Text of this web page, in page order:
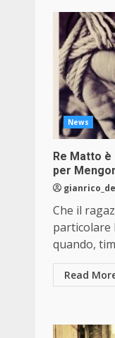
News
Re Matto
per
Che il
particolare
quando,
Read